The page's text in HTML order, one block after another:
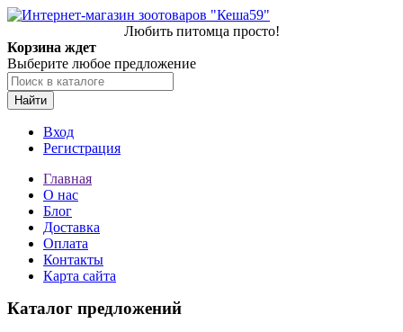
Любить питомца просто!
Корзина ждет
Выберите любое предложение
Найти
Вход
Регистрация
Главная
О нас
Блог
Доставка
Оплата
Контакты
Карта сайта
Каталог предложений